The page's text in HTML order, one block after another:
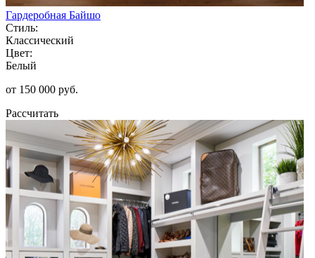
Гардеробная Байшо
Стиль:
Классический
Цвет:
Белый
от 150 000 руб.
Рассчитать